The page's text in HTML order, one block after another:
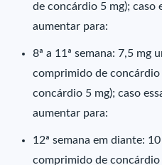
de concárdio 5 mg); caso
aumentar para:
8ª a 11ª semana: 7,5 mg
comprimido de
concárdio 5 mg); caso
aumentar para:
12ª semana em diante:
comprimido de